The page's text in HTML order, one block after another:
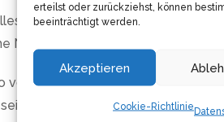
erteilst oder zurückziehst, können
beeinträchtigt werden.
Akzeptieren
Cookie-Richtlinie
Potenzial bei fettreichen
Auch für Fischgerichte wie
seinem intensiven Aroma –
charakteristischen